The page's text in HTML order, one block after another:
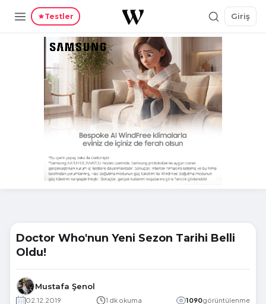
Testler Giriş
Doctor Who'nun Yeni Sezon Tarihi Belli
Oldu!
Mustafa Şenol
02.12.2019 1 dk okuma 1090görüntülenme